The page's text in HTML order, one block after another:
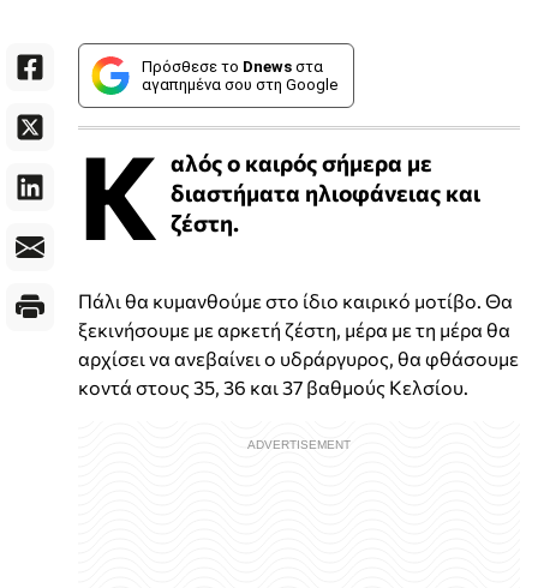
Πρόσθεσε το Dnews στα
αγαπημένα σου στη Google
Κ αλός ο καιρός σήμερα με
διαστήματα ηλιοφάνειας και
ζέστη.
Πάλι θα κυμανθούμε στο ίδιο καιρικό μοτίβο. Θα
ξεκινήσουμε με αρκετή ζέστη, μέρα με τη μέρα θα
αρχίσει να ανεβαίνει ο υδράργυρος, θα φθάσουμε
κοντά στους 35, 36 και 37 βαθμούς Κελσίου.